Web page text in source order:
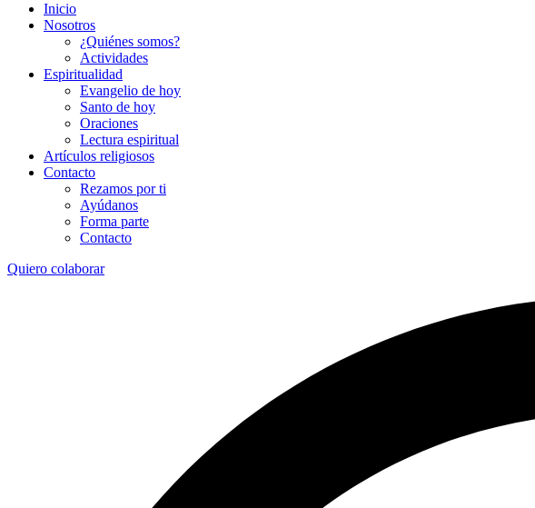
Inicio
Nosotros
¿Quiénes somos?
Actividades
Espiritualidad
Evangelio de hoy
Santo de hoy
Oraciones
Lectura espiritual
Artículos religiosos
Contacto
Rezamos por ti
Ayúdanos
Forma parte
Contacto
Quiero colaborar